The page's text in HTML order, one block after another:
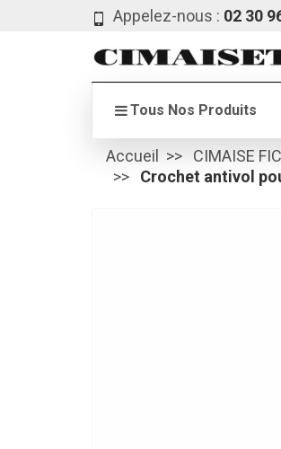
Appelez-nous : 02 30
Tous Nos Produits
Accueil CIMAISE
Crochet antivol